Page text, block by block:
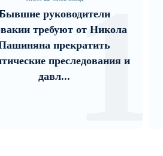
руководители
требуют от Никола
прекратить
преследования и
давл... 1